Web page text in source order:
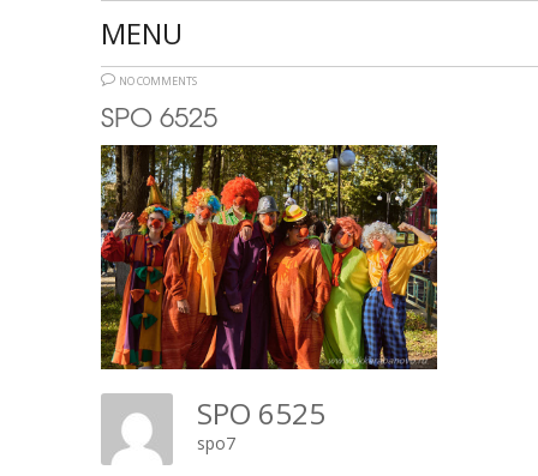
MENU
NO COMMENTS
SPO 6525
SPO 6525
spo7